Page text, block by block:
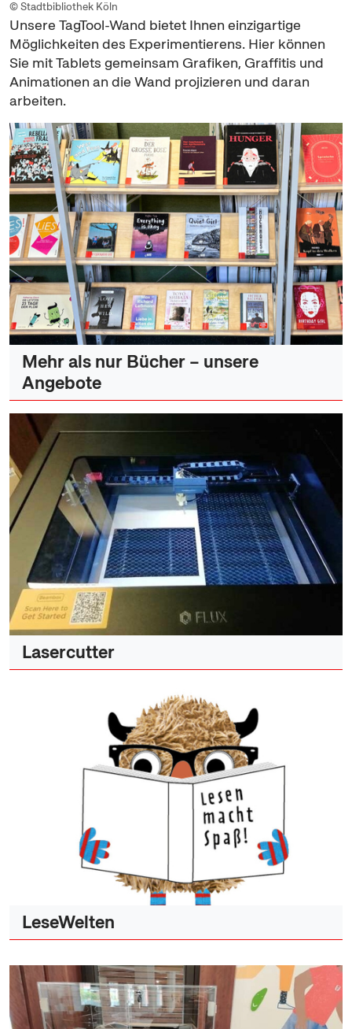
© Stadtbibliothek Köln
Unsere TagTool-Wand bietet Ihnen einzigartige
Möglichkeiten des Experimentierens. Hier können
Sie mitTablets gemeinsam Grafiken, Graffitis und
Animationen an die Wand projizieren und daran
arbeiten.
Mehr als nur Bücher – unsere
Angebote
Lasercutter
LeseWelten